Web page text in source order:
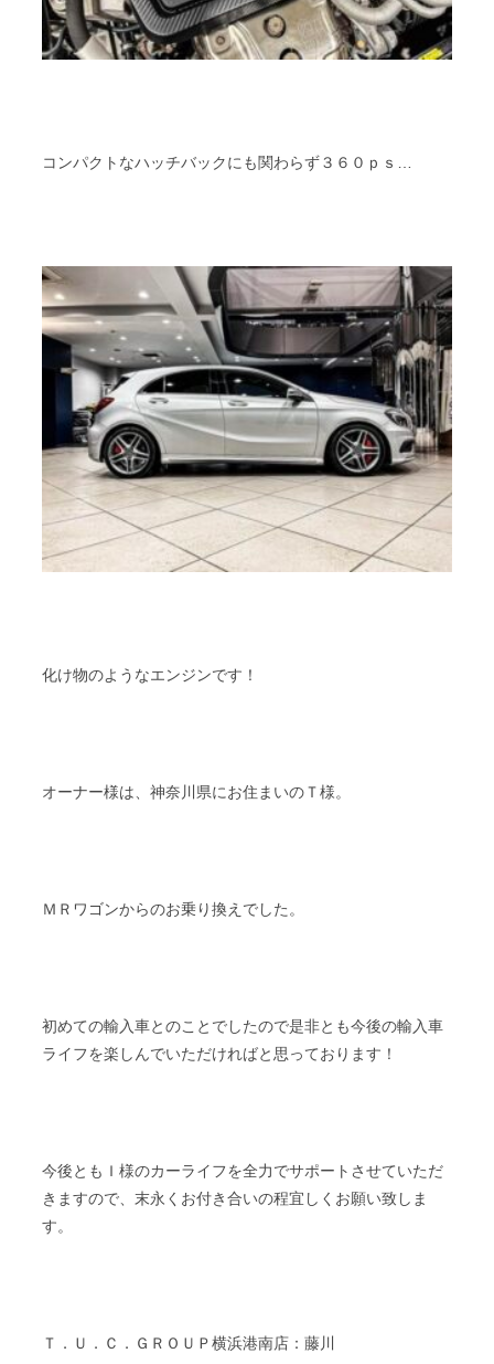
コンパクトなハッチバックにも関わらず３６０ｐｓ…
化け物のようなエンジンです！
オーナー様は、神奈川県にお住まいのＴ様。
ＭＲワゴンからのお乗り換えでした。
初めての輸入車とのことでしたので是非とも今後の輸入車
ライフを楽しんでいただければと思っております！
今後ともＩ様のカーライフを全力でサポートさせていただ
きますので、末永くお付き合いの程宜しくお願い致しま
す。
Ｔ．Ｕ．Ｃ．ＧＲＯＵＰ横浜港南店：藤川